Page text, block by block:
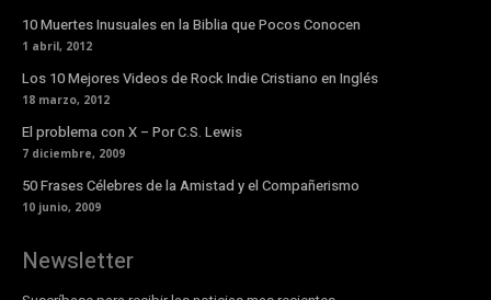
10 Muertes Inusuales en la Biblia que Pocos Conocen
1 abril, 2012
Los 10 Mejores Videos de Rock Indie Cristiano en Inglés
18 marzo, 2012
El problema con X – Por C.S. Lewis
7 diciembre, 2009
50 Frases Célebres de la Amistad y el Compañerismo
10 junio, 2009
Newsletter